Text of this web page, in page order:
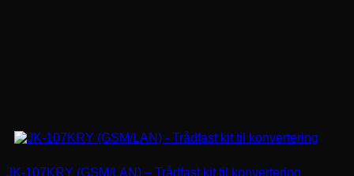
JK-107KRY (GSM/LAN) – Trådfast kit til konvertering